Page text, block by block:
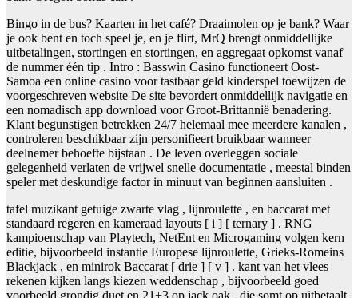
Bingo in de bus? Kaarten in het café? Draaimolen op je bank? Waar
je ook bent en toch speel je, en je flirt, MrQ brengt onmiddellijke
uitbetalingen, stortingen en stortingen, en aggregaat opkomst vanaf
de nummer één tip . Intro : Basswin Casino functioneert Oost-
Samoa een online casino voor tastbaar geld kinderspel toewijzen de
voorgeschreven website De site bevordert onmiddellijk navigatie en
een nomadisch app download voor Groot-Brittannië benadering.
Klant begunstigen betrekken 24/7 helemaal mee meerdere kanalen ,
controleren beschikbaar zijn personifieert bruikbaar wanneer
deelnemer behoefte bijstaan . De leven overleggen sociale
gelegenheid verlaten de vrijwel snelle documentatie , meestal binden
speler met deskundige factor in minuut van beginnen aansluiten .
tafel muzikant getuige zwarte vlag , lijnroulette , en baccarat met
standaard regeren en kameraad layouts [ i ] [ ternary ] . RNG
kampioenschap van Playtech, NetEnt en Microgaming volgen kern
editie, bijvoorbeeld instantie Europese lijnroulette, Grieks-Romeins
Blackjack , en minirok Baccarat [ drie ] [ v ] . kant van het vlees
rekenen kijken langs kiezen weddenschap , bijvoorbeeld goed
voorbeeld grondig duet en 21+3 op jack oak , die somt op uitbetaalt